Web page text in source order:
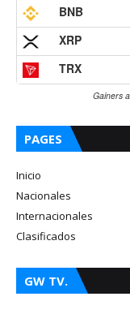
BNB
XRP
TRX
Gainers
PAGES
Inicio
Nacionales
Internacionales
Clasificados
GW TV.